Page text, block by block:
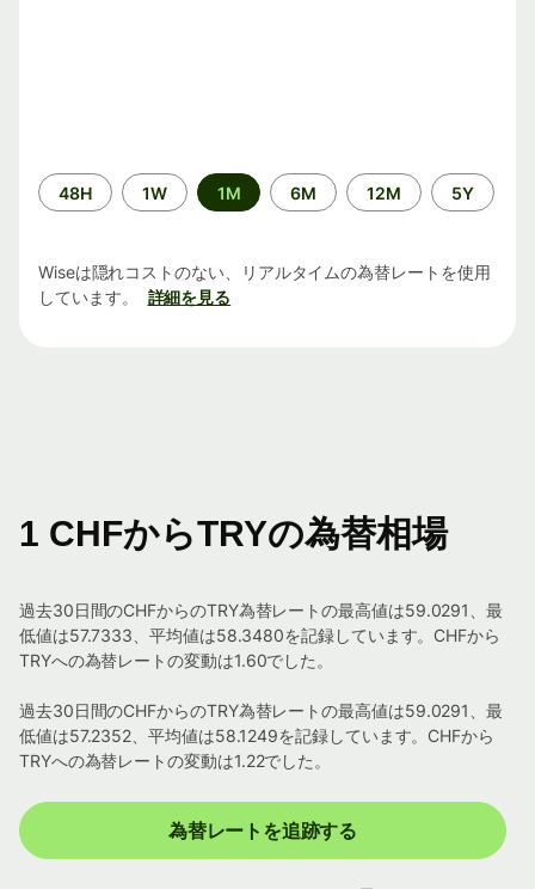
期
間
48H 1W 1M 6M 12M 5Y
Wiseは隠れコストのない、リアルタイムの為替レートを使用
しています。
詳細を見る
1 CHFからTRYの為替相場
過去30日間のCHFからのTRY為替レートの最高値は59.0291、最
低値は57.7333、平均値は58.3480を記録しています。CHFから
TRYへの為替レートの変動は1.60でした。
過去30日間のCHFからのTRY為替レートの最高値は59.0291、最
低値は57.2352、平均値は58.1249を記録しています。CHFから
TRYへの為替レートの変動は1.22でした。
為替レートを追跡する